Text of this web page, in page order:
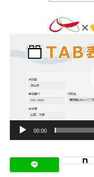
会社沿革
BUSINESS
ブログ
ヤ
ー
00:00